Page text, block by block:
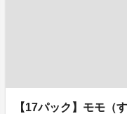
【17パック】モモ（